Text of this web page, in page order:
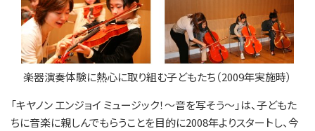
楽器演奏体験に熱心に取り組む子どもたち（2009年実施時）
「キヤノン エンジョイ ミュージック！～音を写そう～」は、子どもた
ちに音楽に親しんでもらうことを目的に2008年よりスタートし、今